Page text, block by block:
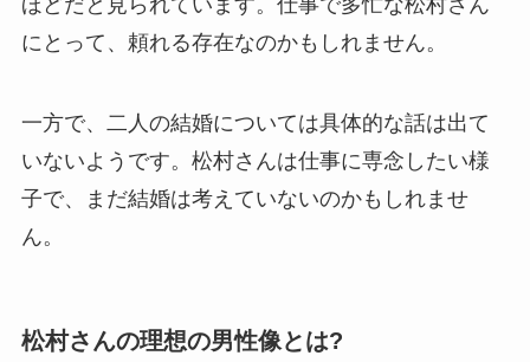
ほどだと見られています。仕事で多忙な松村さん
にとって、頼れる存在なのかもしれません。
一方で、二人の結婚については具体的な話は出て
いないようです。松村さんは仕事に専念したい様
子で、まだ結婚は考えていないのかもしれませ
ん。
松村さんの理想の男性像とは?